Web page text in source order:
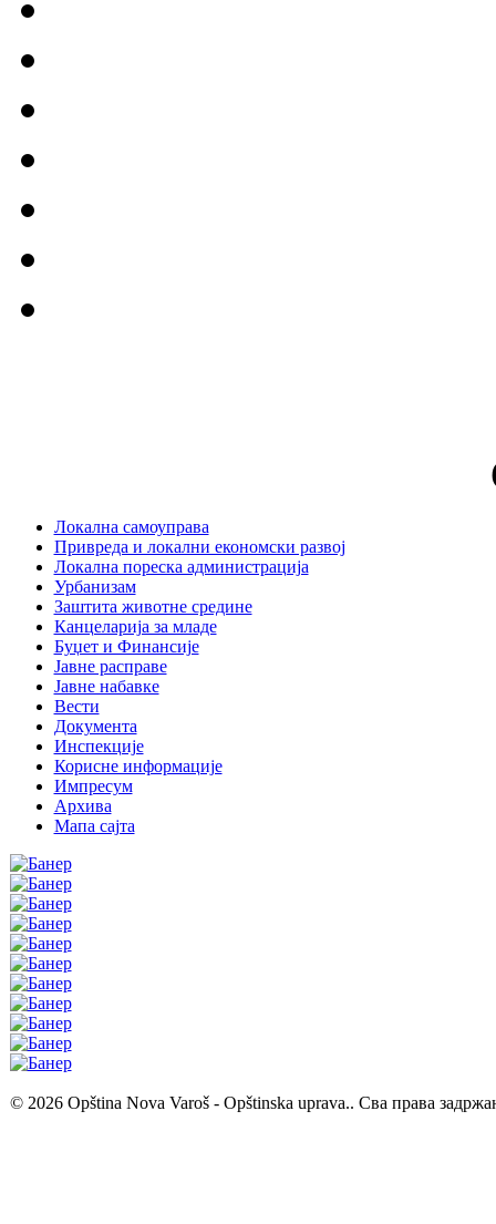
Локална самоуправа
Привреда и локални економски развој
Локална пореска администрација
Урбанизам
Заштита животне средине
Канцеларија за младе
Буџет и Финансије
Јавне расправе
Јавне набавке
Вести
Документа
Инспекције
Корисне информације
Импресум
Архива
Мапа сајта
© 2026 Opština Nova Varoš - Opštinska uprava.. Сва права